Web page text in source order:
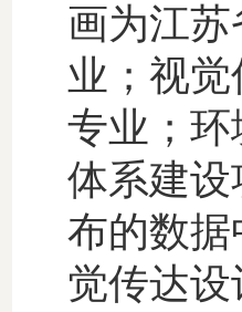
画为江苏
业；视
专业；环
体系建
布的数据
觉传达